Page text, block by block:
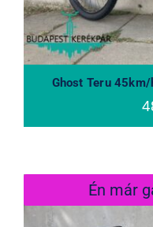
Ghost Teru
Én már